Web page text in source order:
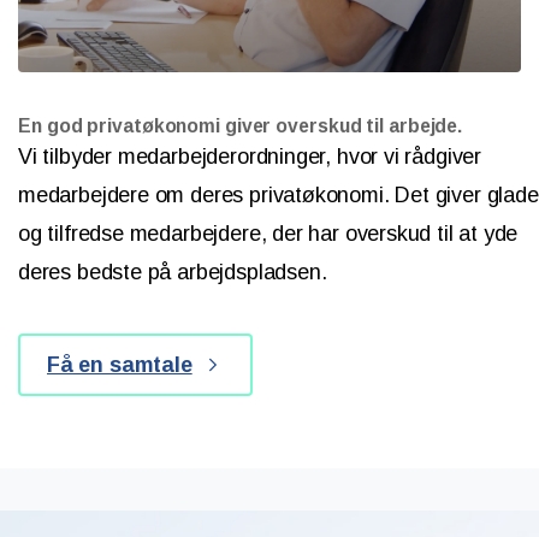
En god privatøkonomi giver overskud til arbejde.
Vi tilbyder medarbejderordninger, hvor vi rådgiver
medarbejdere om deres privatøkonomi. Det giver glade
og tilfredse medarbejdere, der har overskud til at yde
deres bedste på arbejdspladsen.
Få en samtale